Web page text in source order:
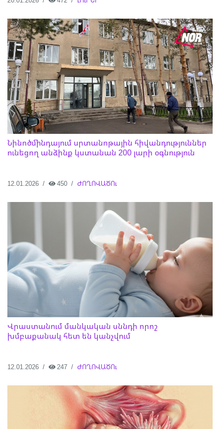
Նինոծմինդայում սրտանոթային հիվանդություններ
ունեցող անձինք կստանան 200 լարի օգնություն
12.01.2026 450 ԺՈՂՈՎԱԾՈւ
Վրաստանում մանկական սննդի որոշ
խմբաքանակ հետ են կանչվում
12.01.2026 247 ԺՈՂՈՎԱԾՈւ